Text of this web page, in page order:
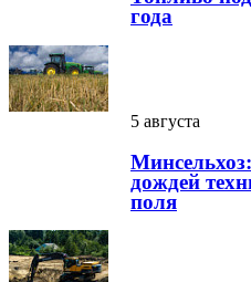
года
5 августа
дождей
поля